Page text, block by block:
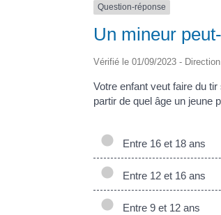
Question-réponse
Un mineur
Vérifié le 01/09/2023 -
Votre enfant veut faire du
partir de quel âge un jeune
Entre 16 et 18 ans
Entre 12 et 16 ans
Entre 9 et 12 ans